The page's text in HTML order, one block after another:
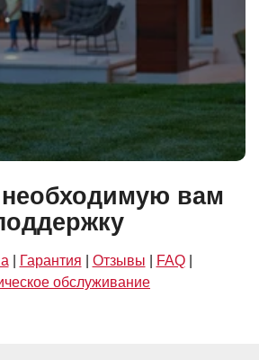
вам
Гарантия Отзывы FAQ|
обслуживание